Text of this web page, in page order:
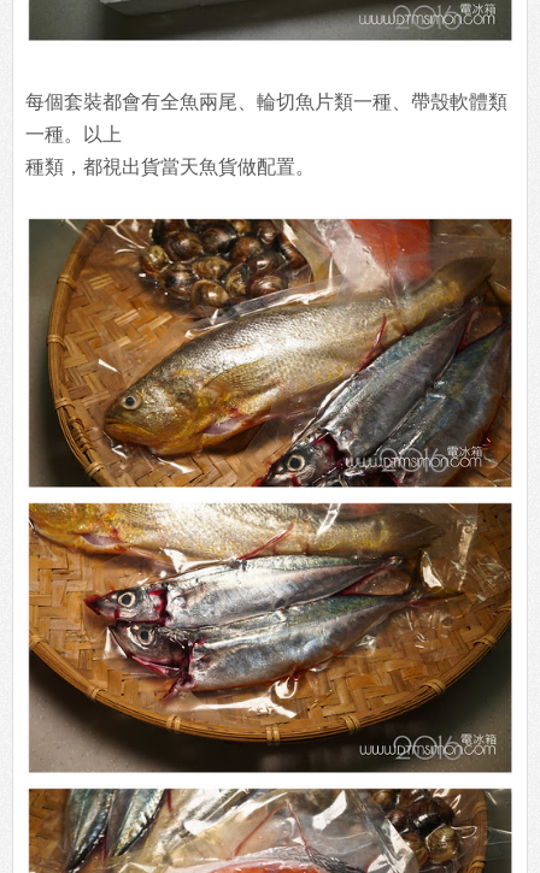
每個套裝都會有全魚兩尾、輪切魚片類一種、帶殼軟體類
一種。以上
種類，都視出貨當天魚貨做配置。